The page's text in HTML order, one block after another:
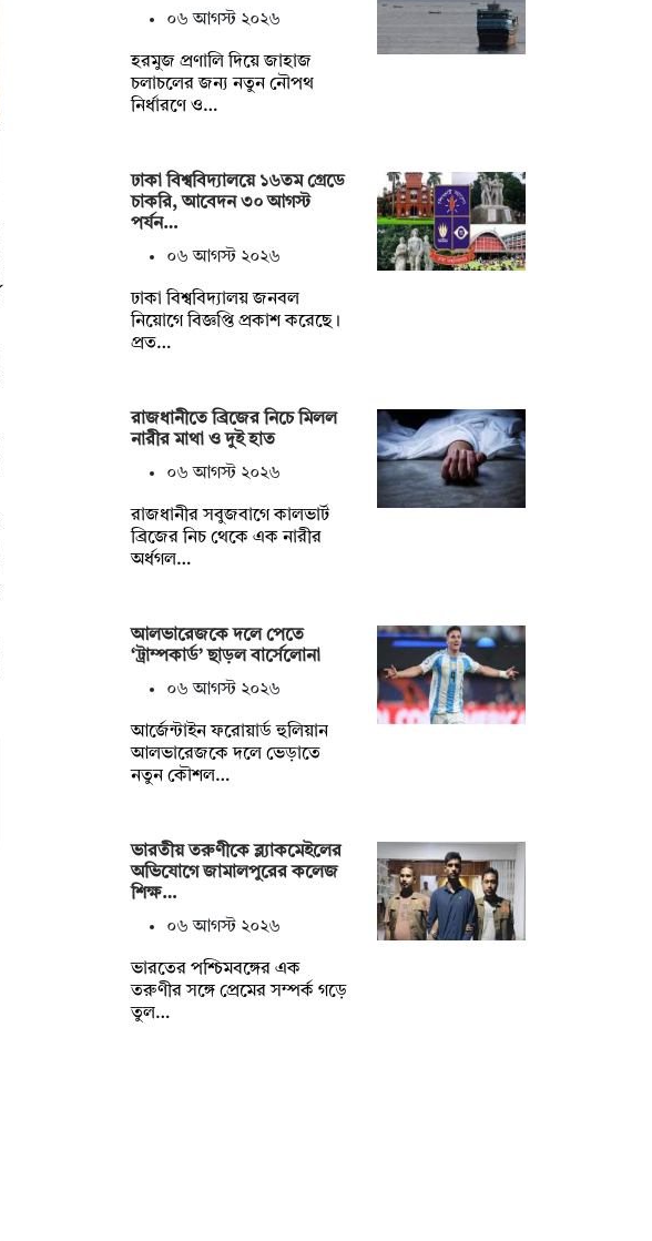
০৬ আগস্ট ২০২৬
হরমুজ প্রণালি দিয়ে জাহাজ
চলাচলের জন্য নতুন নৌপথ
নির্ধারণে ও…
ঢাকা বিশ্ববিদ্যালয়ে ১৬তম গ্রেডে
চাকরি, আবেদন ৩০ আগস্ট
পর্যন…
০৬ আগস্ট ২০২৬
ঢাকা বিশ্ববিদ্যালয় জনবল
নিয়োগে বিজ্ঞপ্তি প্রকাশ করেছে।
প্রত…
রাজধানীতে ব্রিজের নিচে মিলল
নারীর মাথা ও দুই হাত
০৬ আগস্ট ২০২৬
রাজধানীর সবুজবাগে কালভার্ট
ব্রিজের নিচ থেকে এক নারীর
অর্ধগল…
আলভারেজকে দলে পেতে
‘ট্রাম্পকার্ড’ ছাড়ল বার্সেলোনা
০৬ আগস্ট ২০২৬
আর্জেন্টাইন ফরোয়ার্ড হুলিয়ান
আলভারেজকে দলে ভেড়াতে
নতুন কৌশল…
ভারতীয় তরুণীকে ব্ল্যাকমেইলের
অভিযোগে জামালপুরের কলেজ
শিক্ষ…
০৬ আগস্ট ২০২৬
ভারতের পশ্চিমবঙ্গের এক
তরুণীর সঙ্গে প্রেমের সম্পর্ক গড়ে
তুল…